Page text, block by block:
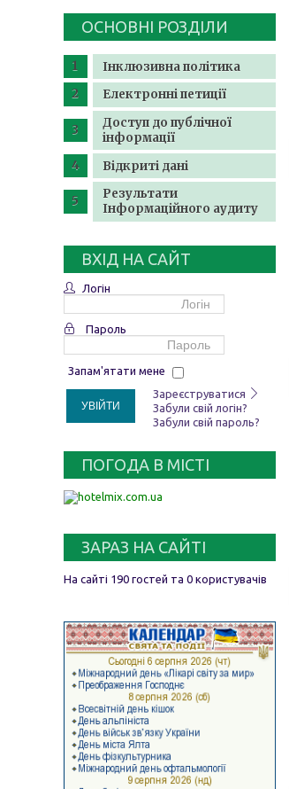
ОСНОВНІ РОЗДІЛИ
Інклюзивна політика
Електронні петиції
Доступ до публічної
інформації
Відкриті дані
Результати
Інформаційного аудиту
ВХІД НА САЙТ
Логін
Пароль
Запам'ятати мене
УВІЙТИ
Зареєструватися
Забули свій логін?
Забули свій пароль?
ПОГОДА В МІСТІ
ЗАРАЗ НА САЙТІ
На сайті 190 гостей та 0 користувачів